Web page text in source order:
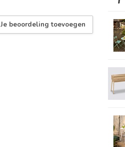
Je beoordeling toevoegen